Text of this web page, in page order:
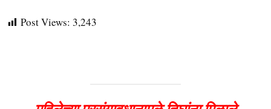
Post Views: 3,243